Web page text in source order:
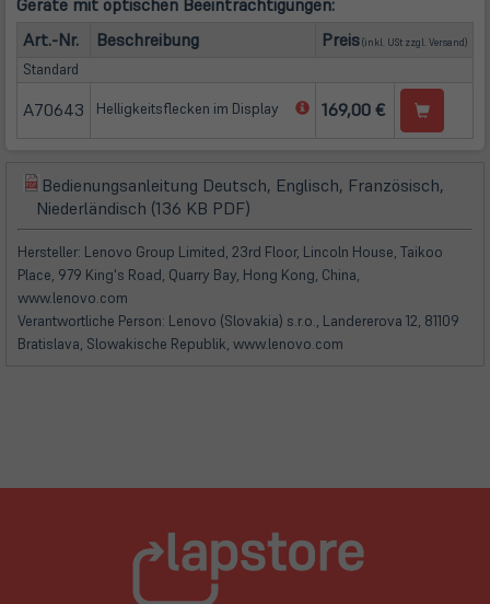
Geräte mit optischen Beeinträchtigungen:
Art.-Nr.
Beschreibung Preis(inkl. USt zzgl. Versand)
Standard
A70643 Helligkeitsflecken im Display
(öffnet
169,00 €
(öffnet
in
neuem
Tab)
Bedienungsanleitung Deutsch, Englisch, Französisch,
Niederländisch (136 KB PDF)
in
neuem
Tab)
Hersteller: Lenovo Group Limited, 23rd Floor, Lincoln House, Taikoo
Place, 979 King's Road, Quarry Bay, Hong Kong, China,
www.lenovo.com
Verantwortliche Person: Lenovo (Slovakia) s.r.o., Landererova 12, 81109
Bratislava, Slowakische Republik, www.lenovo.com